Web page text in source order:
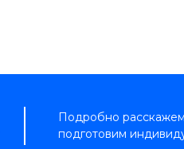
Подробно расскажем
подготовим